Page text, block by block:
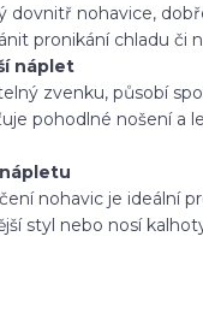
dovnitř nohavice,
pronikání chladu či
náplet
zvenku, působí
pohodlné nošení a
nohavic je ideální
styl nebo nosí